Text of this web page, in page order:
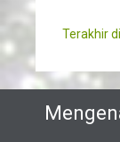
Terakhir